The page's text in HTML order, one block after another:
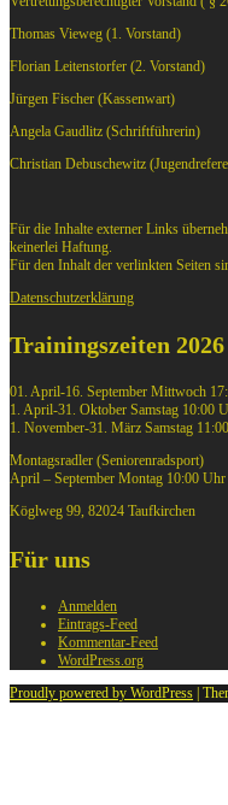
Thomas Vieweg (1. Vorstand)
Florian Leitenstorfer (2. Vorstand)
Jürgen Fischer (Kassenwart)
Angela Gaudlitz (Schriftführerin)
Christian Debuschewitz
Für die Inhalte externer Links
keinerlei Haftung.
Für den Inhalt der verlinkten Seiten
Datenschutzerklärung
Trainingszeiten 2026
01. April-16. September Mittwoch
1. April-31. Oktober Samstag 10:00
1. November-31. März Samstag
Montagsradler (Seniorenradsport)
April – September Montag 10:00 Uhr
Köglweg 99, 82024 Taufkirchen
Für uns
Anmelden
Eintrags-Feed
Kommentar-Feed
WordPress.org
Proudly powered by WordPress